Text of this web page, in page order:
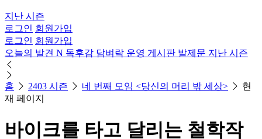
지난 시즌
로그인 회원가입
로그인 회원가입
오늘의 발견 N 독후감 담벼락 운영 게시판 발제문 지난 시즌
홈 2403 시즌 네 번째 모임 <당신의 머리 밖 세상>
현
재 페이지
바이크를 타고 달리는 철학작